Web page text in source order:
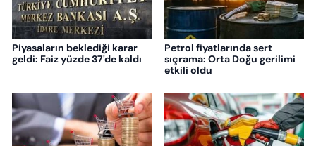
Piyasaların beklediği karar
geldi: Faiz yüzde 37'de kaldı
Petrol fiyatlarında sert
sıçrama: Orta Doğu gerilimi
etkili oldu